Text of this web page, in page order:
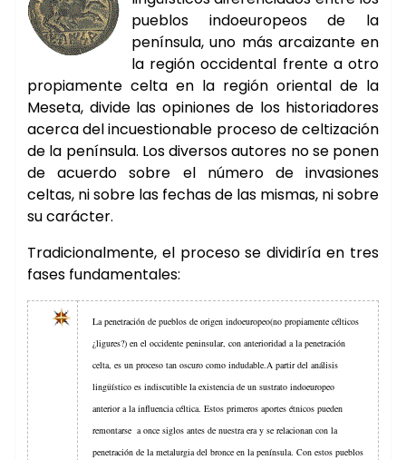
pueblos indoeuropeos de la
península, uno más arcaizante en
la región occidental frente a otro
propiamente celta en la región oriental de la
Meseta, divide las opiniones de los historiadores
acerca del incuestionable proceso de celtización
de la península. Los diversos autores no se ponen
de acuerdo sobre el número de invasiones
celtas, ni sobre las fechas de las mismas, ni sobre
su carácter.
Tradicionalmente, el proceso se dividiría en tres
fases fundamentales:
La penetración de pueblos de origen indoeuropeo(no propiamente célticos
¿ligures?) en el occidente peninsular, con anterioridad a la penetración
celta, es un proceso tan oscuro como indudable.A partir del análisis
lingüístico es indiscutible la existencia de un sustrato indoeuropeo
anterior a la influencia céltica. Estos primeros aportes étnicos pueden
remontarse a once siglos antes de nuestra era y se relacionan con la
penetración de la metalurgia del bronce en la península. Con estos pueblos